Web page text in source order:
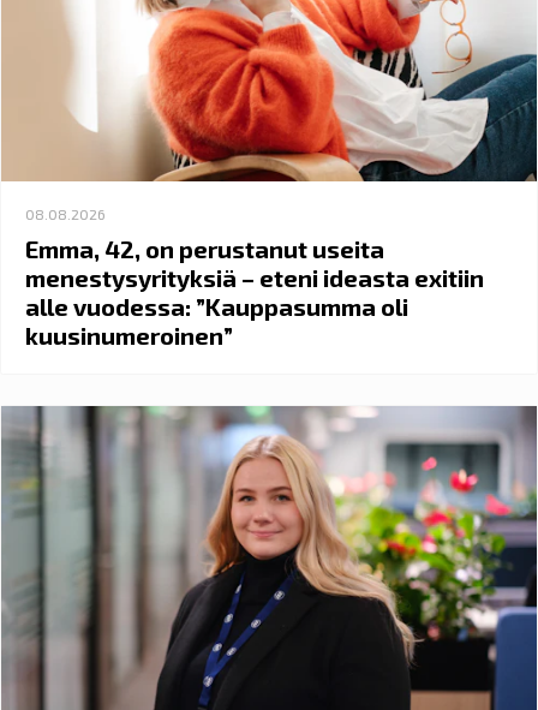
08.08.2026
Emma, 42, on perustanut useita
menestysyrityksiä – eteni ideasta exitiin
alle vuodessa: ”Kauppasumma oli
kuusinumeroinen”